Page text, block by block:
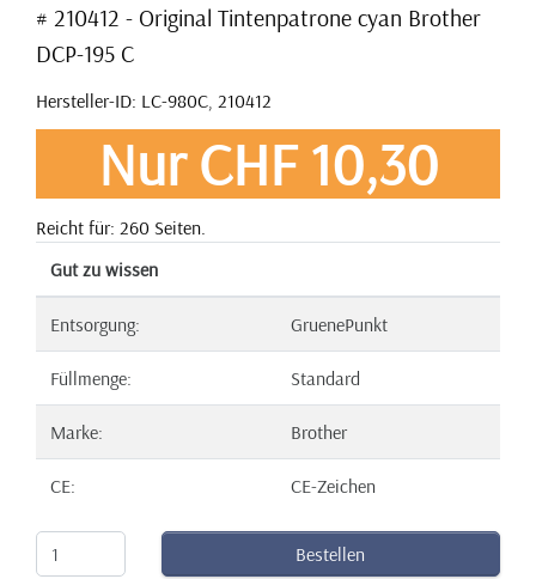
# 210412 - Original Tintenpatrone cyan Brother
DCP-195 C
Hersteller-ID: LC-980C, 210412
Nur CHF 10,30
Reicht für: 260 Seiten.
Gut zu wissen
Entsorgung: GruenePunkt
Füllmenge: Standard
Marke: Brother
CE: CE-Zeichen
Bestellen